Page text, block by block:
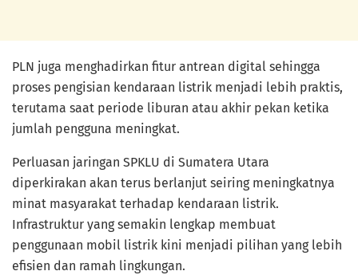
PLN juga menghadirkan fitur antrean digital sehingga
proses pengisian kendaraan listrik menjadi lebih praktis,
terutama saat periode liburan atau akhir pekan ketika
jumlah pengguna meningkat.
Perluasan jaringan SPKLU di Sumatera Utara
diperkirakan akan terus berlanjut seiring meningkatnya
minat masyarakat terhadap kendaraan listrik.
Infrastruktur yang semakin lengkap membuat
penggunaan mobil listrik kini menjadi pilihan yang lebih
efisien dan ramah lingkungan.